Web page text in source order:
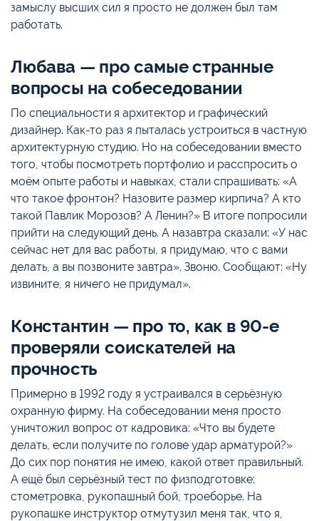
замыслу высших сил я просто не должен был там
работать.
Любава — про самые странные
вопросы на собеседовании
По специальности я архитектор и графический
дизайнер. Как-то раз я пыталась устроиться в частную
архитектурную студию. Но на собеседовании вместо
того, чтобы посмотреть портфолио и расспросить о
моём опыте работы и навыках, стали спрашивать: «А
что такое фронтон? Назовите размер кирпича? А кто
такой Павлик Морозов? А Ленин?» В итоге попросили
прийти на следующий день. А назавтра сказали: «У нас
сейчас нет для вас работы, я придумаю, что с вами
делать, а вы позвоните завтра». Звоню. Сообщают: «Ну
извините, я ничего не придумал».
Константин — про то, как в 90-е
проверяли соискателей на
прочность
Примерно в 1992 году я устраивался в серьёзную
охранную фирму. На собеседовании меня просто
уничтожил вопрос от кадровика: «Что вы будете
делать, если получите по голове удар арматурой?»
До сих пор понятия не имею, какой ответ правильный.
А ещё был серьёзный тест по физподготовке:
стометровка, рукопашный бой, троеборье. На
рукопашке инструктор отмутузил меня так, что я,